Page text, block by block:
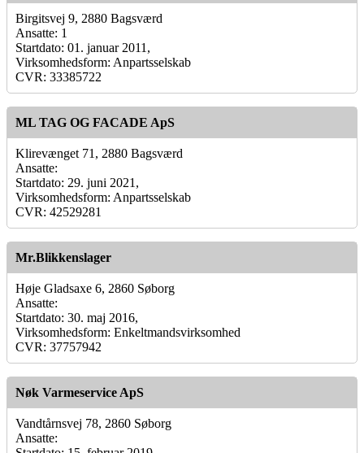
Birgitsvej 9, 2880 Bagsværd
Ansatte: 1
Startdato: 01. januar 2011,
Virksomhedsform: Anpartsselskab
CVR: 33385722
ML TAG OG FACADE ApS
Klirevænget 71, 2880 Bagsværd
Ansatte:
Startdato: 29. juni 2021,
Virksomhedsform: Anpartsselskab
CVR: 42529281
Mr.Blikkenslager
Høje Gladsaxe 6, 2860 Søborg
Ansatte:
Startdato: 30. maj 2016,
Virksomhedsform: Enkeltmandsvirksomhed
CVR: 37757942
Nøk Varmeservice ApS
Vandtårnsvej 78, 2860 Søborg
Ansatte: